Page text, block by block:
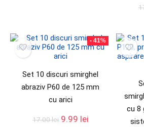
- 41%
Set 10 discuri smirghel
abraziv P60 de 125 mm
cu arici
17.00lei 9.99 lei
cu 8